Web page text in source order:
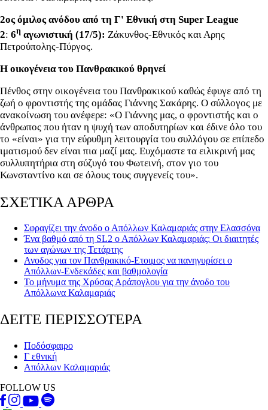
2ος όμιλος ανόδου από τη Γ' Εθνική στη Super League
2: 6η αγωνιστική (17/5): Ζάκυνθος-Εθνικός και Αρης
Πετρούπολης-Πύργος.
H oικογένεια του Πανθρακικού θρηνεί
Πένθος στην οικογένεια του Πανθρακικού καθώς έφυγε από τη
ζωή ο φροντιστής της ομάδας Γιάννης Σακάρης. Ο σύλλογος με
ανακοίνωση του ανέφερε: «Ο Γιάννης μας, ο φροντιστής και ο
άνθρωπος που ήταν η ψυχή των αποδυτηρίων και έδινε όλο του
το «είναι» για την εύρυθμη λειτουργία του συλλόγου σε επίπεδο
ιματισμού δεν είναι πια μαζί μας. Ευχόμαστε τα ειλικρινή μας
συλλυπητήρια στη σύζυγό του Φωτεινή, στον γιο του
Κωνσταντίνο και σε όλους τους συγγενείς του».
ΣΧΕΤΙΚΑ ΑΡΘΡΑ
Σφραγίζει την άνοδο ο Απόλλων Καλαμαριάς στην Ελασσόνα
Ένα βαθμό από τη SL2 ο Απόλλων Καλαμαριάς: Οι διαιτητές
των αγώνων της Τετάρτης
Ανοδος για τον Πανθρακικό-Ετοιμος να πανηγυρίσει ο
Απόλλων-Ενδεκάδες και βαθμολογία
Το μήνυμα της Χρύσας Αράπογλου για την άνοδο του
Απόλλωνα Καλαμαριάς
ΔΕΙΤΕ ΠΕΡΙΣΣΟΤΕΡΑ
Ποδόσφαιρο
Γ εθνική
Απόλλων Καλαμαριάς
FOLLOW US